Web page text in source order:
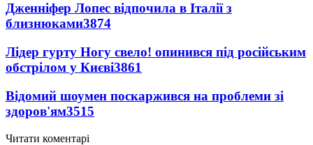
Дженніфер Лопес відпочила в Італії з
близнюками3874
Лідер гурту Ногу свело! опинився під російським
обстрілом у Києві3861
Відомий шоумен поскаржився на проблеми зі
здоров'ям3515
Читати коментарі